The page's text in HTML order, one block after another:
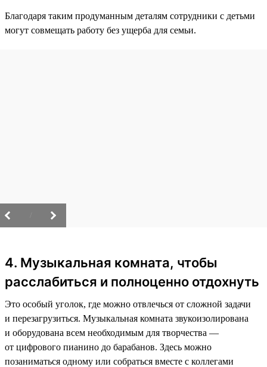
Благодаря таким продуманным деталям сотрудники с детьми
могут совмещать работу без ущерба для семьи.
4. Музыкальная комната, чтобы
расслабиться и полноценно отдохнуть
Это особый уголок, где можно отвлечься от сложной задачи
и перезагрузиться. Музыкальная комната звукоизолирована
и оборудована всем необходимым для творчества —
от цифрового пианино до барабанов. Здесь можно
позаниматься одному или собраться вместе с коллегами